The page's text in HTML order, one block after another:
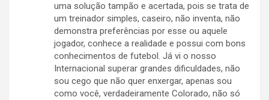
uma solução tampão e acertada, pois se trata de
um treinador simples, caseiro, não inventa, não
demonstra preferências por esse ou aquele
jogador, conhece a realidade e possui com bons
conhecimentos de futebol. Já vi o nosso
Internacional superar grandes dificuldades, não
sou cego que não quer enxergar, apenas sou
como você, verdadeiramente Colorado, não só